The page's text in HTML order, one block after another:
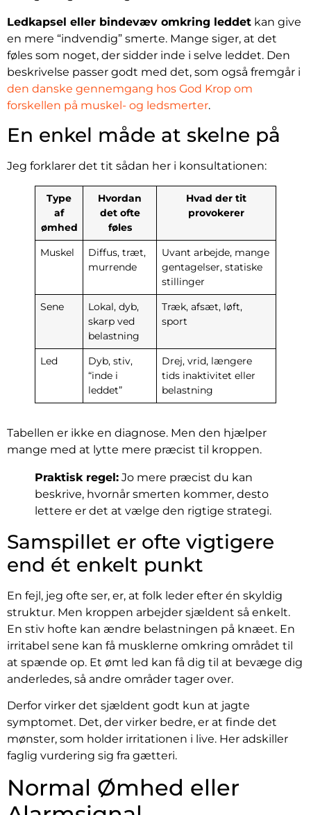
Ledkapsel eller bindevæv omkring leddet kan give
en mere “indvendig” smerte. Mange siger, at det
føles som noget, der sidder inde i selve leddet. Den
beskrivelse passer godt med det, som også fremgår i
den danske gennemgang hos God Krop om
forskellen på muskel- og ledsmerter.
En enkel måde at skelne på
Jeg forklarer det tit sådan her i konsultationen:
Type
af
ømhed
Hvordan
det ofte
føles
Hvad der tit
provokerer
Muskel
Diffus, træt,
murrende
Uvant arbejde, mange
gentagelser, statiske
stillinger
Sene
Lokal, dyb,
skarp ved
belastning
Træk, afsæt, løft,
sport
Led
Dyb, stiv,
“inde i
leddet”
Drej, vrid, længere
tids inaktivitet eller
belastning
Tabellen er ikke en diagnose. Men den hjælper
mange med at lytte mere præcist til kroppen.
Praktisk regel: Jo mere præcist du kan
beskrive, hvornår smerten kommer, desto
lettere er det at vælge den rigtige strategi.
Samspillet er ofte vigtigere
end ét enkelt punkt
En fejl, jeg ofte ser, er, at folk leder efter én skyldig
struktur. Men kroppen arbejder sjældent så enkelt.
En stiv hofte kan ændre belastningen på knæet. En
irritabel sene kan få musklerne omkring området til
at spænde op. Et ømt led kan få dig til at bevæge dig
anderledes, så andre områder tager over.
Derfor virker det sjældent godt kun at jagte
symptomet. Det, der virker bedre, er at finde det
mønster, som holder irritationen i live. Her adskiller
faglig vurdering sig fra gætteri.
Normal Ømhed eller